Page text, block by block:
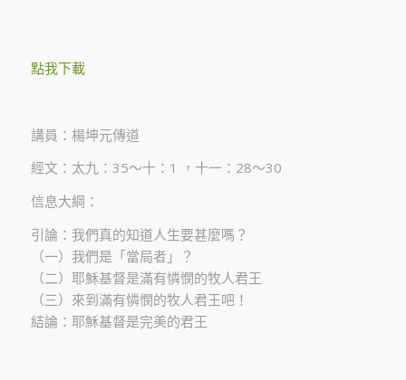
點我下載
講員：楊坤元傳道
經文：太九：35～十：1 ，十一：28～30
信息大綱：
引論：我們真的知道人生要甚麼嗎？
（一）我們是「當局者」？
（二）耶穌基督是滿有憐憫的牧人君王
（三）來到滿有憐憫的牧人君王吧！
結論：耶穌基督是完美的君王